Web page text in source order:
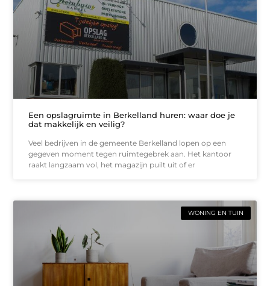
Een opslagruimte in Berkelland huren: waar doe je
dat makkelijk en veilig?
Veel bedrijven in de gemeente Berkelland lopen op een
gegeven moment tegen ruimtegebrek aan. Het kantoor
raakt langzaam vol, het magazijn puilt uit of er
WONING EN TUIN